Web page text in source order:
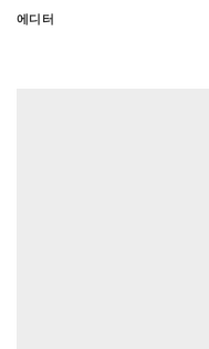
Posted
에디터